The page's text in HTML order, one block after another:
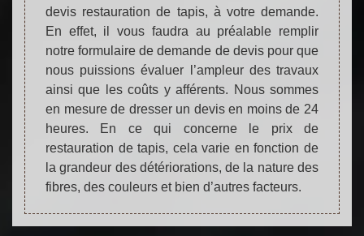
devis restauration de tapis, à votre demande.
En effet, il vous faudra au préalable remplir
notre formulaire de demande de devis pour que
nous puissions évaluer l’ampleur des travaux
ainsi que les coûts y afférents. Nous sommes
en mesure de dresser un devis en moins de 24
heures. En ce qui concerne le prix de
restauration de tapis, cela varie en fonction de
la grandeur des détériorations, de la nature des
fibres, des couleurs et bien d’autres facteurs.